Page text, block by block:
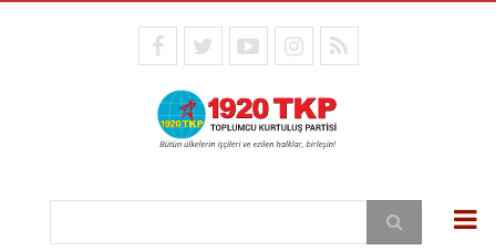
facebooktwitteryoutubeinstagram
RSS
Ara